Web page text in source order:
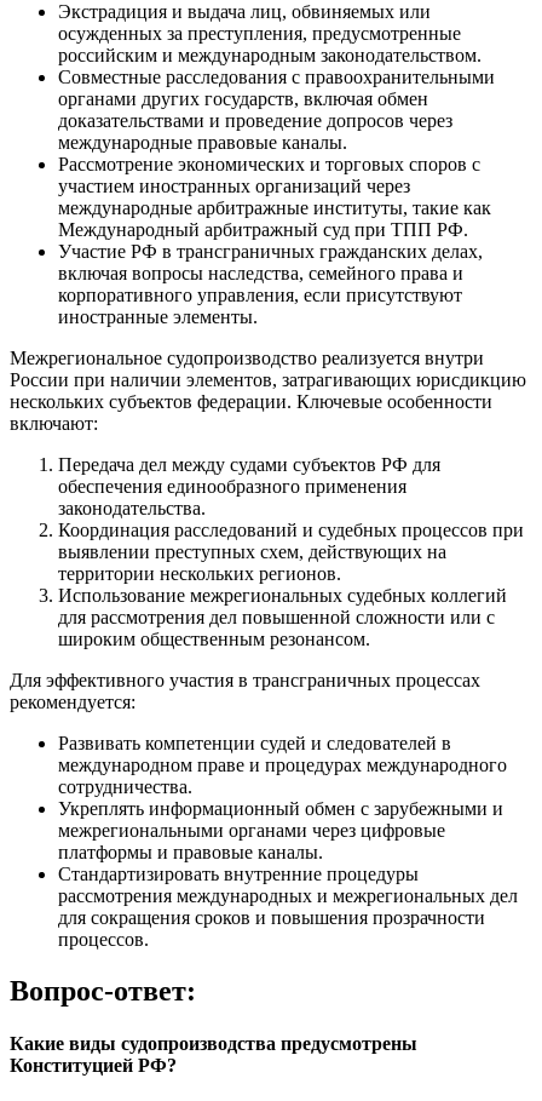
Экстрадиция и выдача лиц, обвиняемых или
осужденных за преступления, предусмотренные
российским и международным законодательством.
Совместные расследования с правоохранительными
органами других государств, включая обмен
доказательствами и проведение допросов через
международные правовые каналы.
Рассмотрение экономических и торговых споров с
участием иностранных организаций через
международные арбитражные институты, такие как
Международный арбитражный суд при ТПП РФ.
Участие РФ в трансграничных гражданских делах,
включая вопросы наследства, семейного права и
корпоративного управления, если присутствуют
иностранные элементы.
Межрегиональное судопроизводство реализуется внутри
России при наличии элементов, затрагивающих юрисдикцию
нескольких субъектов федерации. Ключевые особенности
включают:
Передача дел между судами субъектов РФ для
обеспечения единообразного применения
законодательства.
Координация расследований и судебных процессов при
выявлении преступных схем, действующих на
территории нескольких регионов.
Использование межрегиональных судебных коллегий
для рассмотрения дел повышенной сложности или с
широким общественным резонансом.
Для эффективного участия в трансграничных процессах
рекомендуется:
Развивать компетенции судей и следователей в
международном праве и процедурах международного
сотрудничества.
Укреплять информационный обмен с зарубежными и
межрегиональными органами через цифровые
платформы и правовые каналы.
Стандартизировать внутренние процедуры
рассмотрения международных и межрегиональных дел
для сокращения сроков и повышения прозрачности
процессов.
Вопрос-ответ:
Какие виды судопроизводства предусмотрены
Конституцией РФ?